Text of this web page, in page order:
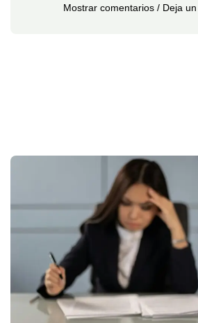
Mostrar comentarios / Deja